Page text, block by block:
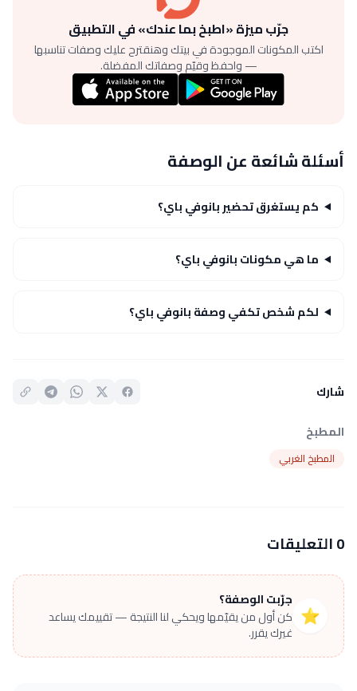
جرّب ميزة «اطبخ بما عندك» في التطبيق
اكتب المكونات الموجودة في بيتك وهنقترح عليك وصفات تناسبها
— واحفظ وقيّم وصفاتك المفضلة.
أسئلة شائعة عن الوصفة
كم يستغرق تحضير بانوفي باي؟
ما هي مكونات بانوفي باي؟
لكم شخص تكفي وصفة بانوفي باي؟
شارك
المطبخ
المطبخ الغربي
0 التعليقات
⭐
جرّبت الوصفة؟
كن أول من يقيّمها ويحكي لنا النتيجة — تقييمك يساعد
غيرك يقرر.